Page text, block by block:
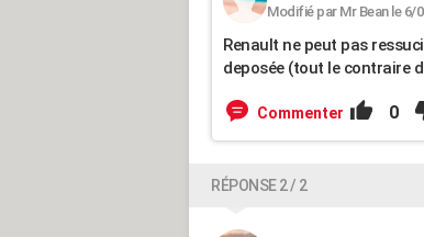
Modifié par Mr Bean le 6/
Renault ne peut pas
deposée (tout le contraire
Commenter 0
RÉPONSE 2 / 2